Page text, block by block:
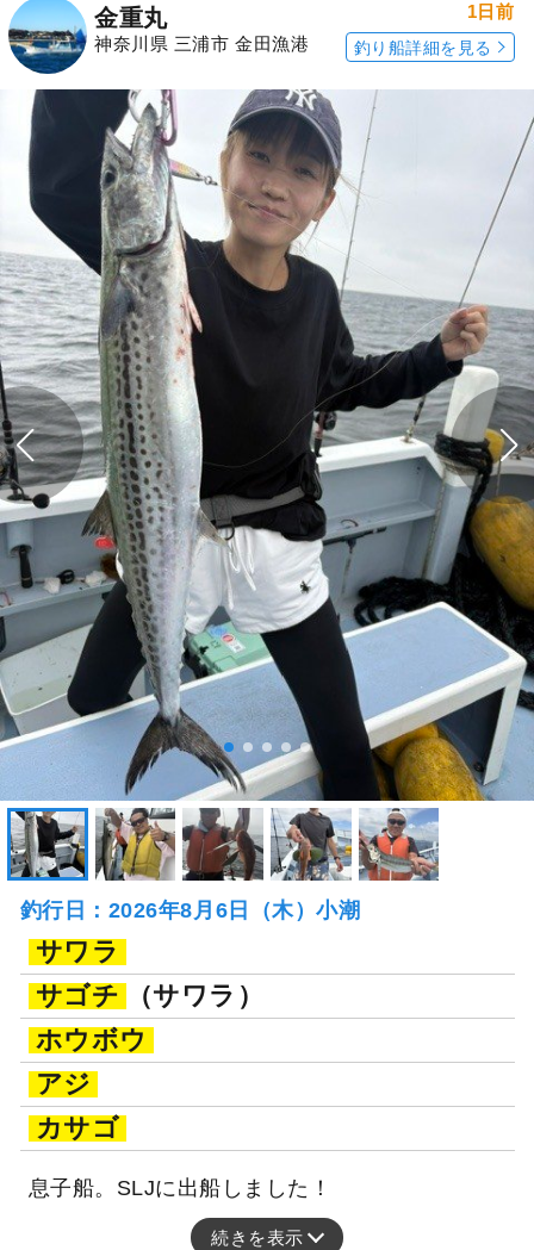
金重丸
神奈川県 三浦市 金田漁港
1日前
釣り船詳細を見る
釣行日：2026年8月6日（木）小潮
サワラ
サゴチ
（サワラ）
ホウボウ
アジ
カサゴ
息子船。SLJに出船しました！
続きを表示